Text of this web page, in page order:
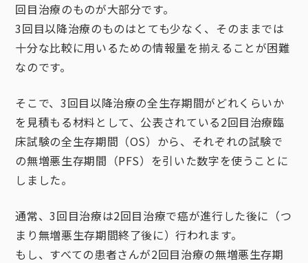
回目治療のものが大部分です。
3回目以降治療のものはとても少なく、そのままでは
十分な比較に用いるための情報量を揃えることが困難
なのです。
そこで、3回目以降治療の全生存期間がどれくらいか
を見積もる材料として、公表されている2回目治療臨
床試験の全生存期間（OS）から、それぞれの試験で
の無増悪生存期間（PFS）を引いた数字を使うことに
しました。
通常、3回目治療は2回目治療で癌が進行した後に（つ
まり無増悪生存期間終了後に）行われます。
もし、すべての患者さんが2回目治療の無増悪生存期